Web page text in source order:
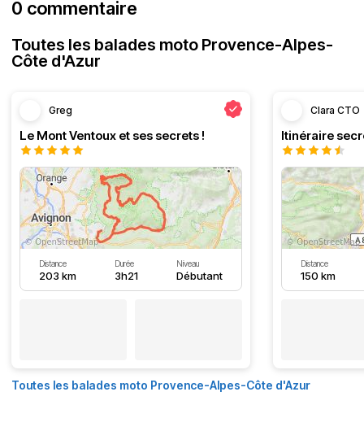
0 commentaire
Toutes les balades moto Provence-Alpes-
Côte d'Azur
Greg
Le Mont Ventoux et ses secrets !
Distance
203 km
Durée
3h21
Niveau
Débutant
Clara CTO
Distance
150 km
Toutes les balades moto Provence-Alpes-Côte d'Azur